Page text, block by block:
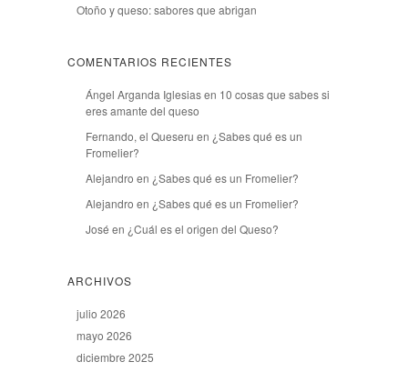
Otoño y queso: sabores que abrigan
COMENTARIOS RECIENTES
Ángel Arganda Iglesiasen 10 cosas que sabes si
eres amante del queso
Fernando, el Queseru en ¿Sabes qué es un
Fromelier?
Alejandro en ¿Sabes qué es un Fromelier?
Alejandro en ¿Sabes qué es un Fromelier?
José en ¿Cuál es el origen del Queso?
ARCHIVOS
julio 2026
mayo 2026
diciembre 2025